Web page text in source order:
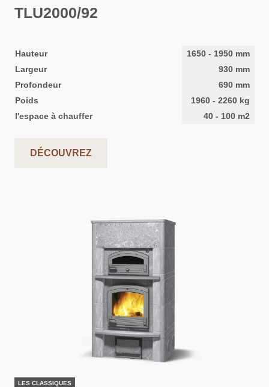
TLU2000/92
Hauteur 1650 - 1950 mm
Largeur
930 mm
Profondeur
690 mm
Poids
1960 - 2260 kg
l'espace à chauffer
40 - 100 m2
DÉCOUVREZ
LES CLASSIQUES